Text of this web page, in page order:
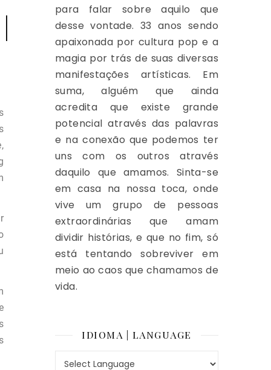
para falar sobre aquilo que
desse vontade. 33 anos sendo
apaixonada por cultura pop e a
magia por trás de suas diversas
manifestações artísticas. Em
suma, alguém que ainda
acredita que existe grande
potencial através das palavras
e na conexão que podemos ter
uns com os outros através
daquilo que amamos. Sinta-se
em casa na nossa toca, onde
vive um grupo de pessoas
extraordinárias que amam
dividir histórias, e que no fim, só
está tentando sobreviver em
meio ao caos que chamamos de
vida.
IDIOMA | LANGUAGE